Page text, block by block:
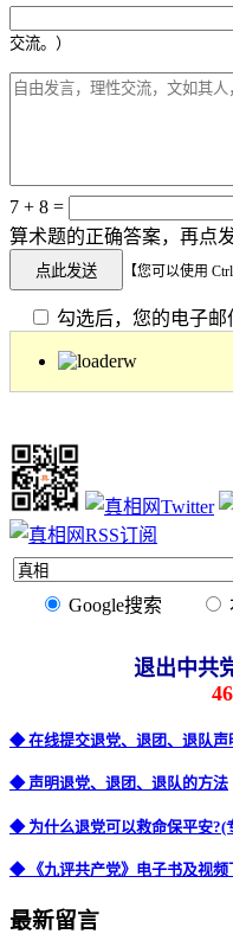
交流。）
7 + 8 =
算术题的正确答案，再点
【您可以使用
勾选后，您的电子邮
Google搜索
退出中共
◆ 在线提交退党、退团、退队声
◆ 声明退党、退团、退队的方法
◆ 为什么退党可以救命保平安?(
◆ 《九评共产党》电子书及视频
最新留言